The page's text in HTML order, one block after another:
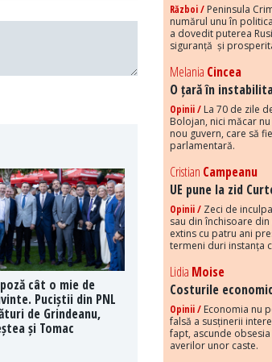
cât o mie de
Puciștii din PNL
de Grindeanu,
și Tomac
Război / Peninsula
numărul unu în
a dovedit puterea
siguranță și
Melania Cincea
O țară în
Opinii / La 70 de zile
Bolojan, nici măcar
nou guvern, care să
parlamentară.
Cristian Campeanu
UE pune la zid
Opinii / Zeci de
sau din închisoare din
extins cu patru ani
termeni duri instanța
Lidia Moise
Costurile
Opinii / Economia nu
falsă a susținerii
fapt, ascunde
averilor unor caste.